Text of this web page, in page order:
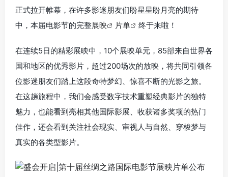
正式拉开帷幕，在许多影迷朋友们盼星星盼月亮的期待
中，本届电影节的完整展映 片单 终于来啦！
在连续5日的精彩展映中，10个展映单元，85部来自世界各
国和地区的优秀影片，超过200场次的放映，将共同引领各
位影迷朋友们踏上这段奇特梦幻、惊喜不断的光影之旅。
在这趟旅程中，我们会感受数字技术重塑经典影片的独特
魅力，也能看到亮相其他国际影展、收获诸多奖项的热门
佳作，还会看到关注社会现实、审视人与自然、穿梭梦与
真实的各类型影片。